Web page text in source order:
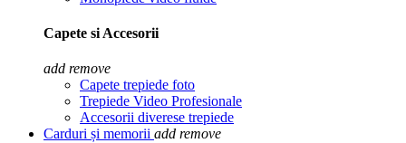
Capete si Accesorii
add remove
Capete trepiede foto
Trepiede Video Profesionale
Accesorii diverese trepiede
Carduri și memorii add remove